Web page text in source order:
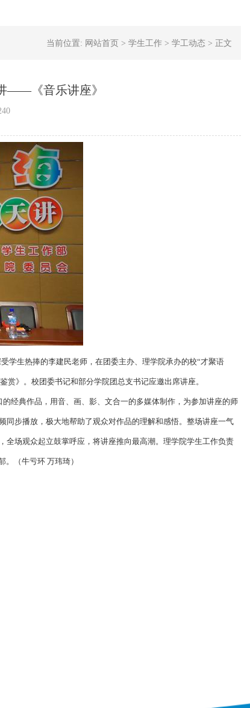
当前位置: 网站首页 > 学生工作 > 学工动态 > 正文
——《音乐讲座》
学生热捧的李建民老师，在团委主办、理学院承办的校“才聚语
》。校团委书记和部分学院团总支书记应邀出席讲座。
经典作品，用音、画、影、文合一的多媒体制作，为参加讲座的师
步播放，极大地帮助了观众对作品的理解和感悟。整场讲座一气
场观众起立鼓掌呼应，将讲座推向最高潮。理学院学生工作负责
（牛亏环 万玮琦）